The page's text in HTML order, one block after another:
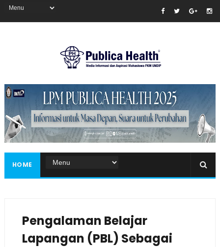
Masukkan iklan disini!
HOME
Pengalaman Belajar
Lapangan (PBL) Sebagai